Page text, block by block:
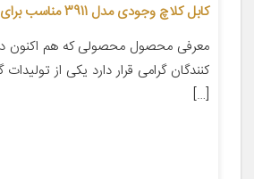
کابل کلاچ وجودی مدل 3911 مناسب برای زانتیا 2000
معرفی محصول محصولی که هم اکنون
کنندگان گرامی قرار دارد یکی از
[…]